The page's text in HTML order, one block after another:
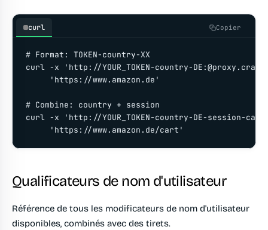
curl Copier
# Format: TOKEN-country-XX
curl -x 'http://YOUR_TOKEN-country-
     'https://www.amazon.de'
# Combine: country + session
curl -x 'http://YOUR_TOKEN-country-DE-session-
     'https://www.amazon.de/cart'
Qualificateurs de nom d'utilisateur
Référence de tous les modificateurs de nom d'utilisateur
disponibles, combinés avec des tirets.